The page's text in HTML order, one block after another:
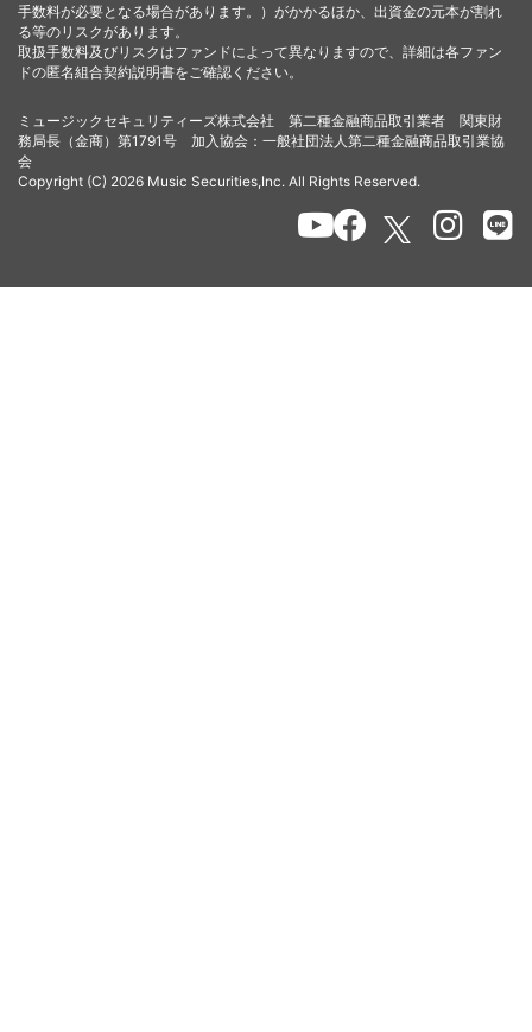
手数料が必要となる場合があります。）がかかるほか、出資金の元本が割れ
る等のリスクがあります。
取扱手数料及びリスクはファンドによって異なりますので、詳細は各ファン
ドの匿名組合契約説明書をご確認ください。
ミュージックセキュリティーズ株式会社 第二種金融商品取引業者 関東財
務局長（金商）第1791号 加入協会：一般社団法人第二種金融商品取引業協
会
Copyright (C) 2026 Music Securities,Inc. All Rights Reserved.